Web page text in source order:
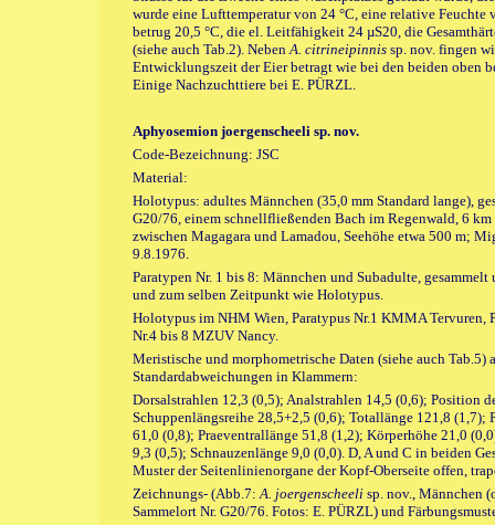
wurde eine Lufttemperatur von 24 °C, eine relative Feuchte
betrug 20,5 °C, die el. Leitfähigkeit 24 µS20, die
(siehe auch Tab.2). NebenA. citrineipinnis sp. nov. fingen
Entwicklungszeit der Eier betragt wie bei den beiden oben
Einige Nachzuchttiere bei E. PÜRZL.
Aphyosemion joergenscheeli sp. nov.
Code-Bezeichnung: JSC
Material:
Holotypus: adultes Männchen (35,0 mm Standard lange),
G20/76, einem schnellfließenden Bach im Regenwald, 6
zwischen Magagara und Lamadou, Seehöhe etwa 500 m;
9.8.1976.
Paratypen Nr. 1 bis 8: Männchen und Subadulte,
und zum selben Zeitpunkt wie Holotypus.
Holotypus im NHM Wien, Paratypus Nr.1 KMMA Tervuren,
Nr.4 bis 8 MZUV Nancy.
Meristische und morphometrische Daten (siehe auch
Standardabweichungen in Klammern:
Dorsalstrahlen 12,3 (0,5); Analstrahlen 14,5 (0,6); Position
Schuppenlängsreihe 28,5+2,5 (0,6); Totallänge 121,8 (1,7);
61,0 (0,8); Praeventrallänge 51,8 (1,2); Körperhöhe 21,0
9,3 (0,5); Schnauzenlänge 9,0 (0,0). D, A und C in beiden
Muster der Seitenlinienorgane der Kopf-Oberseite offen,
Zeichnungs- (Abb.7:A. joergenscheeli sp. nov., Männchen
Sammelort Nr. G20/76. Fotos: E. PÜRZL) und